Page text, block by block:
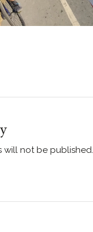
will not be published.